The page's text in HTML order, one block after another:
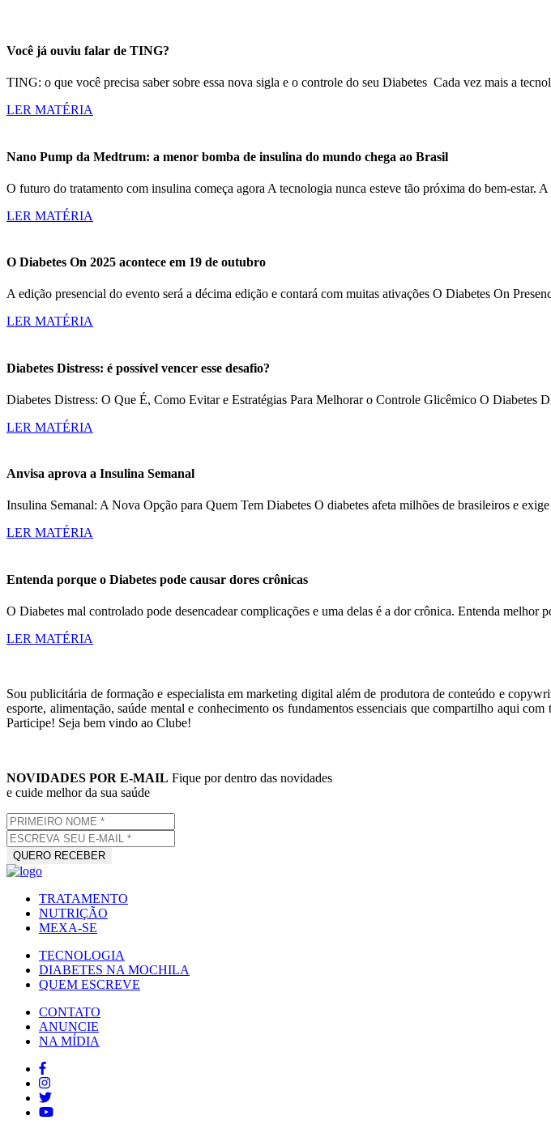
Você já ouviu falar de TING?
TING: o que você precisa saber sobre essa nova sigla e o controle do seu Diabetes Cada vez mais a
LER MATÉRIA
Nano Pump da Medtrum: a menor bomba de insulina do mundo chega ao Brasil
O futuro do tratamento com insulina começa agora A tecnologia nunca esteve tão próxima do bem-estar.
LER MATÉRIA
O Diabetes On 2025 acontece em 19 de outubro
A edição presencial do evento será a décima edição e contará com muitas ativações O Diabetes On
LER MATÉRIA
Diabetes Distress: é possível vencer esse desafio?
Diabetes Distress: O Que É, Como Evitar e Estratégias Para Melhorar o Controle Glicêmico O Diabetes
LER MATÉRIA
Anvisa aprova a Insulina Semanal
Insulina Semanal: A Nova Opção para Quem Tem Diabetes O diabetes afeta milhões de brasileiros e
LER MATÉRIA
Entenda porque o Diabetes pode causar dores crônicas
O Diabetes mal controlado pode desencadear complicações e uma delas é a dor crônica. Entenda
LER MATÉRIA
Sou publicitária de formação e especialista em marketing digital além de produtora de conteúdo e
esporte, alimentação, saúde mental e conhecimento os fundamentos essenciais que compartilho aqui
Participe! Seja bem vindo ao Clube!
NOVIDADES POR E-MAIL Fique por dentro das novidades
e cuide melhor da sua saúde
TRATAMENTO
NUTRIÇÃO
MEXA-SE
TECNOLOGIA
DIABETES NA MOCHILA
QUEM ESCREVE
CONTATO
ANUNCIE
NA MÍDIA